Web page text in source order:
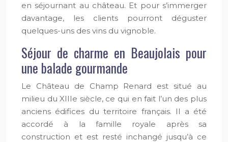
en séjournant au château. Et pour s’immerger
davantage, les clients pourront déguster
quelques-uns des vins du vignoble.
Séjour de charme en Beaujolais pour
une balade gourmande
Le Château de Champ Renard est situé au
milieu du XIIIe siècle, ce qui en fait l’un des plus
anciens édifices du territoire français. Il a été
accordé à la famille royale après sa
construction et est resté inchangé jusqu’à ce